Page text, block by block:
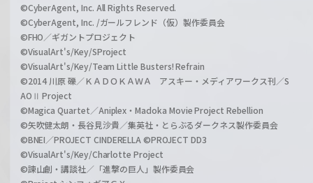
©CyberAgent, Inc. All Rights Reserved.
©CyberAgent, Inc. /ガールフレンド（仮）製作委員会
©FHO／ギガントプロジェクト
©VisualArt's/Key/SProject
©VisualArt's/Key/Team Little Busters! Refrain
©2014 川原 礫／ＫＡＤＯＫＡＷＡ アスキー・メディアワークス刊／S
AOⅡ Project
©Magica Quartet／Aniplex・Madoka Movie Project Rebellion
©矢吹健太朗・長谷見沙貴／集英社・とらぶるダークネス製作委員会
©BNEI／PROJECT CINDERELLA ©PROJECT DD3
©VisualArt's/Key/Charlotte Project
©諫山創・講談社／「進撃の巨人」製作委員会